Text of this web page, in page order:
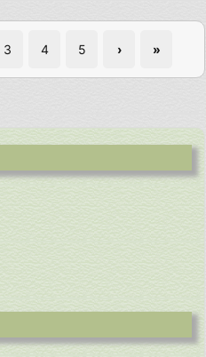
3 4 5 › »